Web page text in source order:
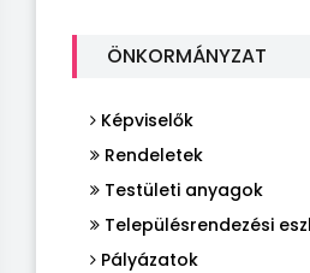
ÖNKORMÁNYZAT
Képviselők
Rendeletek
Testületi anyagok
Településrendezési
Pályázatok